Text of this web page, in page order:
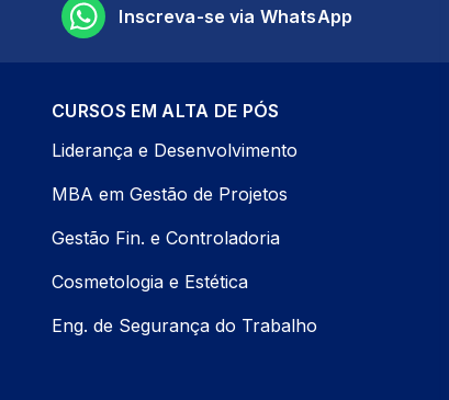
Inscreva-se via WhatsApp
CURSOS EM ALTA DE PÓS
Liderança e Desenvolvimento
MBA em Gestão de Projetos
Gestão Fin. e Controladoria
Cosmetologia e Estética
Eng. de Segurança do Trabalho